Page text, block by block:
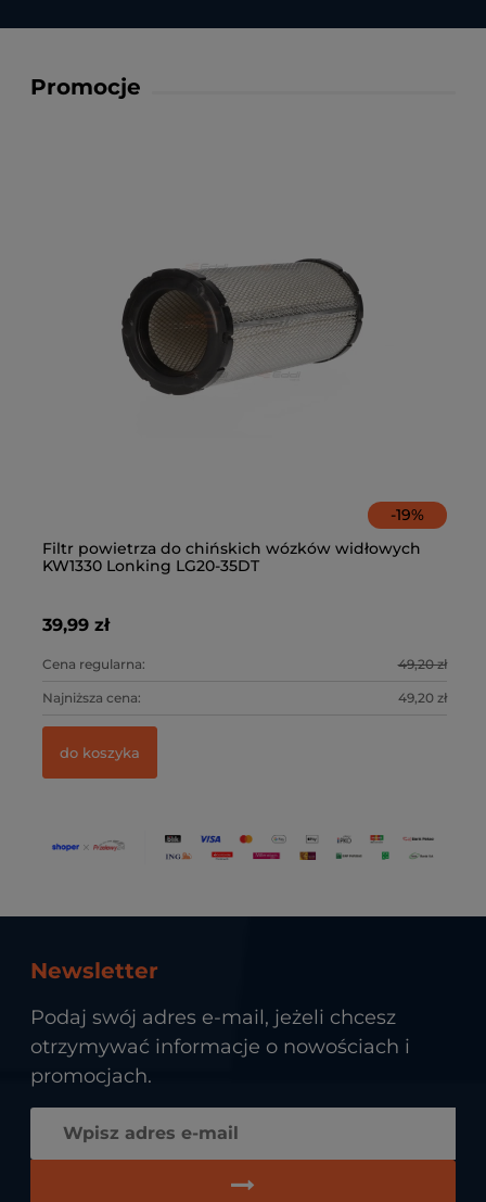
Promocje
-19%
Filtr powietrza do chińskich wózków widłowych
KW1330 Lonking LG20-35DT
39,99 zł
Cena regularna: 49,20 zł
Najniższa cena: 49,20 zł
do koszyka
Newsletter
Podaj swój adres e-mail, jeżeli chcesz
otrzymywać informacje o nowościach i
promocjach.